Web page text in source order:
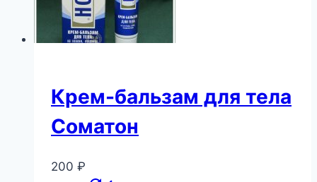
Крем-бальзам для тела
Соматон
200 ₽